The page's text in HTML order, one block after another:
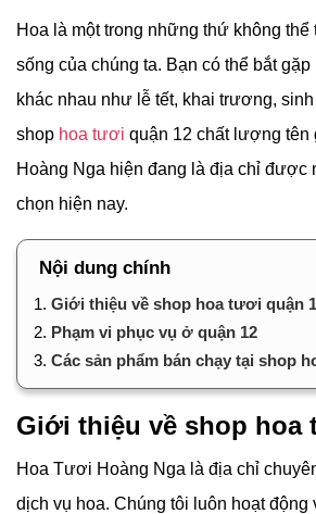
Hoa là một trong những thứ không thể
sống của chúng ta. Bạn có thể bắt
khác nhau như lễ tết, khai trương,
shop hoa tươi quận 12 chất lượng tên
Hoàng Nga hiện đang là địa chỉ
chọn hiện nay.
Nội dung chính
1. Giới thiệu về shop hoa tươi quận
2. Phạm vi phục vụ ở quận 12
3. Các sản phẩm bán chạy tại shop
Giới thiệu về shop hoa
Hoa Tươi Hoàng Nga là địa chỉ
dịch vụ hoa. Chúng tôi luôn hoạt động